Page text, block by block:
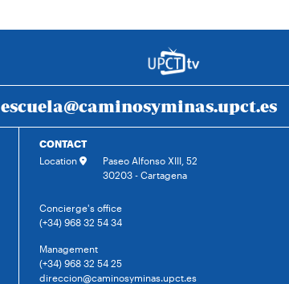
escuela@caminosyminas.upct.es
CONTACT
Location
Paseo Alfonso XIII, 52
30203 - Cartagena
Concierge's office
(+34) 968 32 54 34
Management
(+34) 968 32 54 25
direccion@caminosyminas.upct.es